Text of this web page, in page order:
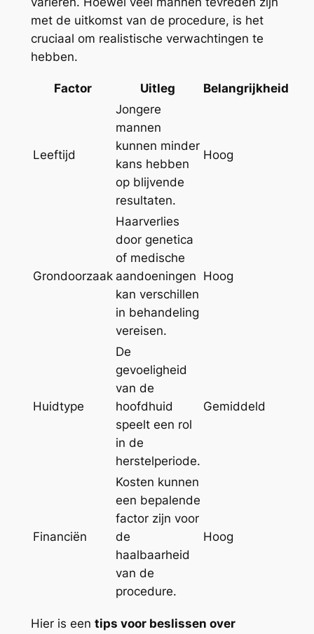
met de uitkomst van de procedure, is het
cruciaal om realistische verwachtingen te
hebben.
Factor Uitleg Belangrijkheid
Leeftijd
Jongere
mannen
kunnen minder
kans hebben
op blijvende
resultaten.
Hoog
Grondoorzaak
Haarverlies
door genetica
of medische
aandoeningen
kan verschillen
in behandeling
vereisen.
Hoog
Huidtype
De
gevoeligheid
van de
hoofdhuid
speelt een rol
in de
herstelperiode.
Gemiddeld
Financiën
Kosten kunnen
een bepalende
factor zijn voor
de
haalbaarheid
van de
procedure.
Hoog
Hier is een tips voor beslissen over